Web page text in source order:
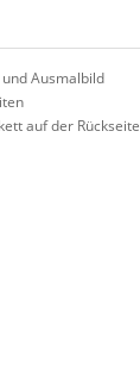
Ausmalbild
auf der Rückseite